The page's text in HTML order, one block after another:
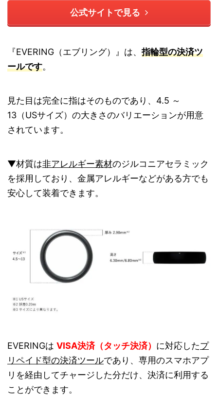
公式サイトで見る
『EVERING（エブリング）』は、指輪型の決済ツ
ールです。
見た目は完全に指はそのものであり、4.5 ～
13（USサイズ）の大きさのバリエーションが用意
されています。
▼材質は非アレルギー素材のジルコニアセラミック
を採用しており、金属アレルギーなどがある方でも
安心して装着できます。
EVERINGは VISA決済（タッチ決済） に対応したプ
リペイド型の決済ツールであり、専用のスマホアプ
リを経由してチャージした分だけ、決済に利用する
ことができます。